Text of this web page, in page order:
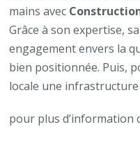
mains avec
Grâce à son expertise,
engagement envers la
bien positionnée. Puis,
locale une
pour plus d’information